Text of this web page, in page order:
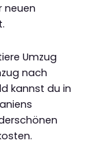
neuen
Umzug
nach
kannst du in